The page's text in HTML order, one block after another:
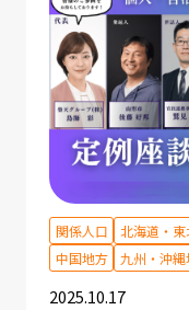
関係人口 北海道・
中国地方
九州・沖
2025.10.17